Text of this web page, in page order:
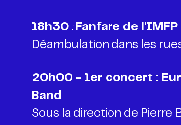
18h30 :
Déambulation dans les
20h00 - 1er concert :
Sous la direction de Pierre